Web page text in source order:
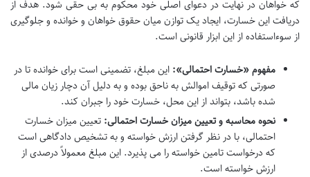
که خواهان در نهایت در دعوای اصلی خود محکوم به بی حقی شود. هدف از
دریافت این خسارت، ایجاد یک توازن میان حقوق خواهان و خوانده و جلوگیری
از سوءاستفاده از این ابزار قانونی است.
مفهوم «خسارت احتمالی»: این مبلغ، تضمینی است برای خوانده تا در
صورتی که توقیف اموالش به ناحق بوده و به دلیل آن دچار زیان مالی
شده باشد، بتواند از این محل، خسارت خود را جبران کند.
نحوه محاسبه و تعیین میزان خسارت احتمالی: تعیین میزان خسارت
احتمالی، با در نظر گرفتن ارزش خواسته و به تشخیص دادگاهی است
که درخواست تامین خواسته را می پذیرد. این مبلغ معمولاً درصدی از
ارزش خواسته است.